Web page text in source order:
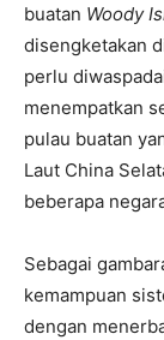
buatan Woody
disengketakan
perlu
menempatkan
pulau buatan
Laut China
beberapa
Sebagai
kemampuan
dengan